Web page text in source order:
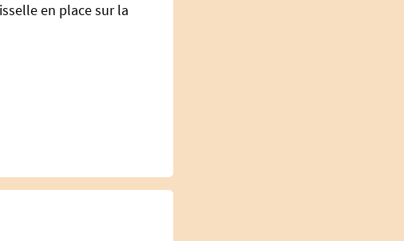
en place sur la